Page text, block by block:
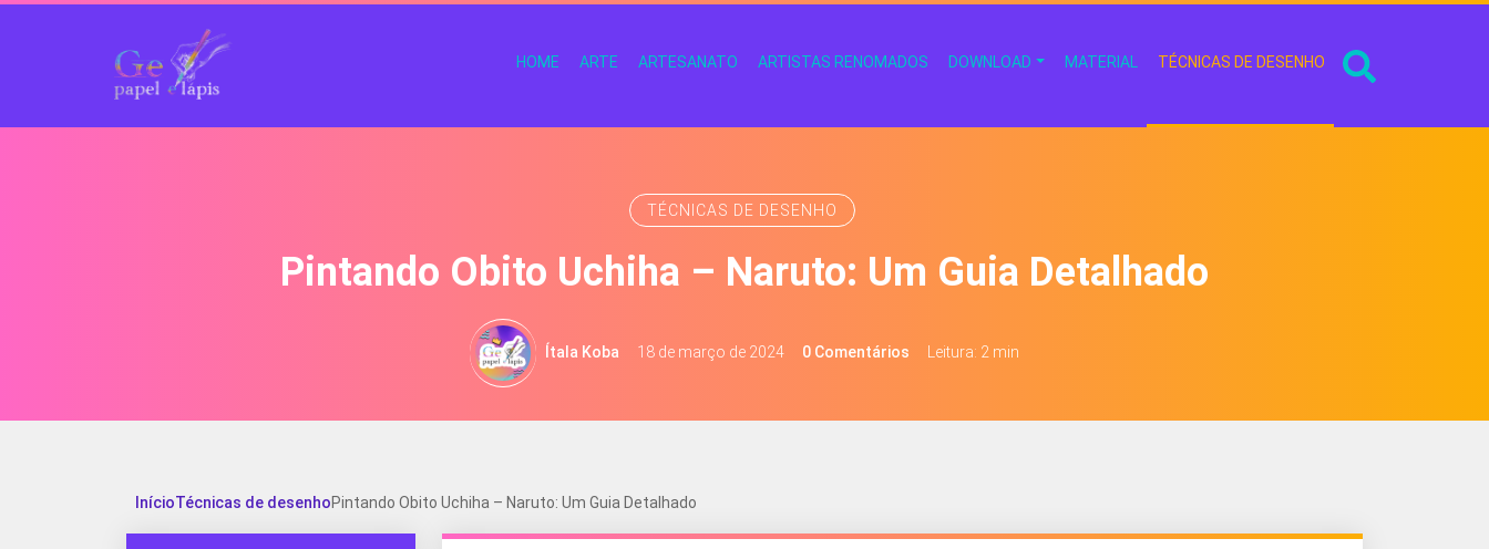
HOME ARTE ARTESANATO ARTISTAS RENOMADOS DOWNLOAD MATERIAL TÉCNICAS DE DESENHO
TÉCNICAS DE DESENHO
Pintando Obito Uchiha – Naruto: Um Guia Detalhado
Ítala Koba 18 de março de 2024 0 Comentários Leitura: 2 min
InícioTécnicas de desenhoPintando Obito Uchiha – Naruto: Um Guia Detalhado